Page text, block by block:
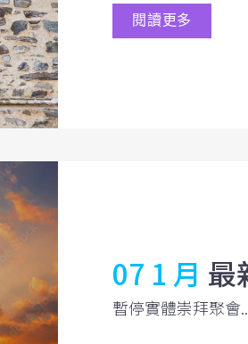
閱讀更多
07 1 月 最
暫停實體崇拜聚會